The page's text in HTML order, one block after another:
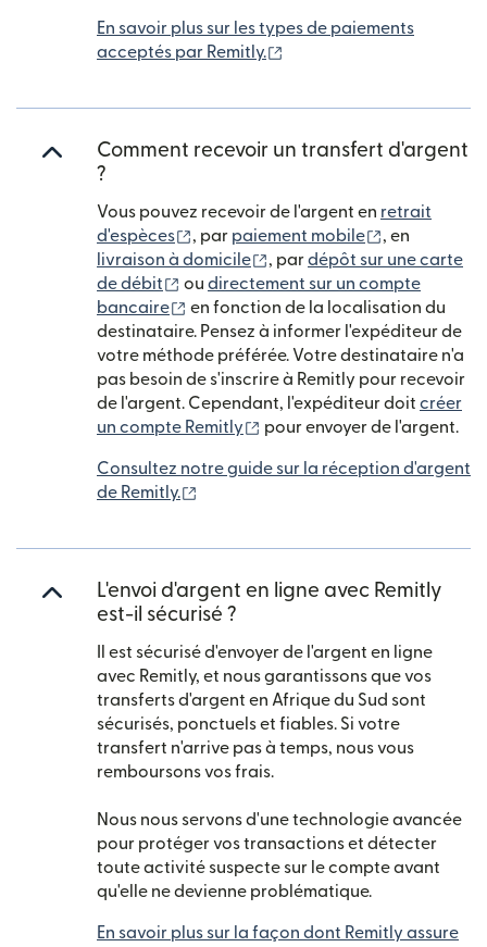
En savoir plus sur les types de paiements
acceptés par Remitly.
Comment recevoir un transfert d'argent
?
Vous pouvez recevoir de l'argent en retrait
d'espèces
(s'ouvre dans une nouvelle fenêtre)
, par paiement mobile (s'ouvre
, en
livraison à domicile
(s'ouvre dans une nouvelle
, pardépôt sur une carte
de débit
(s'ouvre dans une nouvelle fenêtre)
ou directement sur un compte
bancaire
(s'ouvre dans une nouvelle fenêtre)
en fonction de la localisation du
destinataire. Pensez à informer l'expéditeur de
votre méthode préférée. Votre destinataire n'a
pas besoin de s'inscrire à Remitly pour recevoir
de l'argent. Cependant, l'expéditeur doit créer
un compte Remitly
(s'ouvre dans une nouvelle
pour envoyer de l'argent.
Consultez notre guide sur la réception d'argent
de Remitly.
L'envoi d'argent en ligne avec Remitly
est-il sécurisé ?
Il est sécurisé d'envoyer de l'argent en ligne
avec Remitly, et nous garantissons que vos
transferts d'argent en Afrique du Sud sont
sécurisés, ponctuels et fiables. Si votre
transfert n'arrive pas à temps, nous vous
remboursons vos frais.
Nous nous servons d'une technologie avancée
pour protéger vos transactions et détecter
toute activité suspecte sur le compte avant
qu'elle ne devienne problématique.
En savoir plus sur la façon dont Remitly assure